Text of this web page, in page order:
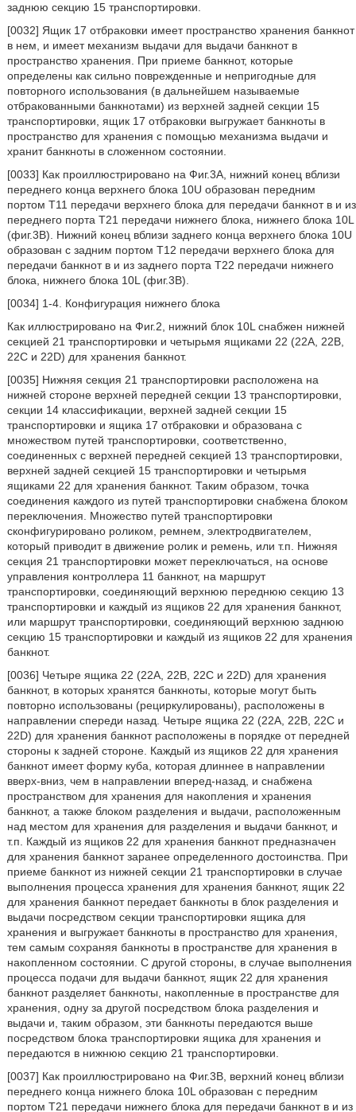
заднюю секцию 15 транспортировки.
[0032] Ящик 17 отбраковки имеет пространство хранения банкнот
в нем, и имеет механизм выдачи для выдачи банкнот в
пространство хранения. При приеме банкнот, которые
определены как сильно поврежденные и непригодные для
повторного использования (в дальнейшем называемые
отбракованными банкнотами) из верхней задней секции 15
транспортировки, ящик 17 отбраковки выгружает банкноты в
пространство для хранения с помощью механизма выдачи и
хранит банкноты в сложенном состоянии.
[0033] Как проиллюстрировано на Фиг.3A, нижний конец вблизи
переднего конца верхнего блока 10U образован передним
портом Т11 передачи верхнего блока для передачи банкнот в и из
переднего порта T21 передачи нижнего блока, нижнего блока 10L
(фиг.3B). Нижний конец вблизи заднего конца верхнего блока 10U
образован с задним портом Т12 передачи верхнего блока для
передачи банкнот в и из заднего порта T22 передачи нижнего
блока, нижнего блока 10L (фиг.3B).
[0034] 1-4. Конфигурация нижнего блока
Как иллюстрировано на Фиг.2, нижний блок 10L снабжен нижней
секцией 21 транспортировки и четырьмя ящиками 22 (22A, 22B,
22C и 22D) для хранения банкнот.
[0035] Нижняя секция 21 транспортировки расположена на
нижней стороне верхней передней секции 13 транспортировки,
секции 14 классификации, верхней задней секции 15
транспортировки и ящика 17 отбраковки и образована с
множеством путей транспортировки, соответственно,
соединенных с верхней передней секцией 13 транспортировки,
верхней задней секцией 15 транспортировки и четырьмя
ящиками 22 для хранения банкнот. Таким образом, точка
соединения каждого из путей транспортировки снабжена блоком
переключения. Множество путей транспортировки
сконфигурировано роликом, ремнем, электродвигателем,
который приводит в движение ролик и ремень, или т.п. Нижняя
секция 21 транспортировки может переключаться, на основе
управления контроллера 11 банкнот, на маршрут
транспортировки, соединяющий верхнюю переднюю секцию 13
транспортировки и каждый из ящиков 22 для хранения банкнот,
или маршрут транспортировки, соединяющий верхнюю заднюю
секцию 15 транспортировки и каждый из ящиков 22 для хранения
банкнот.
[0036] Четыре ящика 22 (22A, 22B, 22C и 22D) для хранения
банкнот, в которых хранятся банкноты, которые могут быть
повторно использованы (рециркулированы), расположены в
направлении спереди назад. Четыре ящика 22 (22A, 22B, 22C и
22D) для хранения банкнот расположены в порядке от передней
стороны к задней стороне. Каждый из ящиков 22 для хранения
банкнот имеет форму куба, которая длиннее в направлении
вверх-вниз, чем в направлении вперед-назад, и снабжена
пространством для хранения для накопления и хранения
банкнот, а также блоком разделения и выдачи, расположенным
над местом для хранения для разделения и выдачи банкнот, и
т.п. Каждый из ящиков 22 для хранения банкнот предназначен
для хранения банкнот заранее определенного достоинства. При
приеме банкнот из нижней секции 21 транспортировки в случае
выполнения процесса хранения для хранения банкнот, ящик 22
для хранения банкнот передает банкноты в блок разделения и
выдачи посредством секции транспортировки ящика для
хранения и выгружает банкноты в пространство для хранения,
тем самым сохраняя банкноты в пространстве для хранения в
накопленном состоянии. С другой стороны, в случае выполнения
процесса подачи для выдачи банкнот, ящик 22 для хранения
банкнот разделяет банкноты, накопленные в пространстве для
хранения, одну за другой посредством блока разделения и
выдачи и, таким образом, эти банкноты передаются выше
посредством блока транспортировки ящика для хранения и
передаются в нижнюю секцию 21 транспортировки.
[0037] Как проиллюстрировано на Фиг.3В, верхний конец вблизи
переднего конца нижнего блока 10L образован с передним
портом Т21 передачи нижнего блока для передачи банкнот в и из